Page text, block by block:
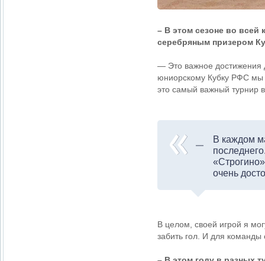
– В этом сезоне во всей
серебряным призером
— Это важное достижения
юниорскому Кубку РФС мы
это самый важный турнир
В каждом
очень
В целом, своей игрой я
забить гол. И для